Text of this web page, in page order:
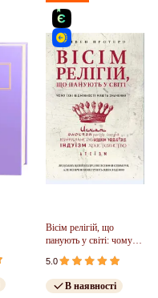
Вісім релігій, що
панують у світі: чому
їхні відмінності мають
значення
5.0
В наявності